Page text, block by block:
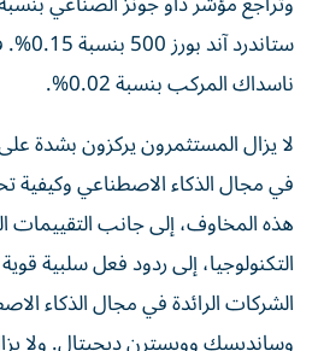
ناسداك المركب بنسبة 0.02%.
لا يزال المستثمرون يركزون بشدة
في مجال الذكاء الاصطناعي وكيفية
هذه المخاوف، إلى جانب
التكنولوجيا، إلى ردود فعل سلبية
الشركات الرائدة في مجال الذكاء